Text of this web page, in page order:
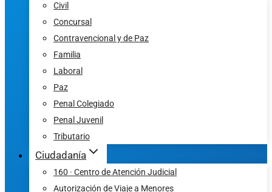
Civil
Concursal
Contravencional y de Paz
Familia
Laboral
Paz
Penal Colegiado
Penal Juvenil
Tributario
Ciudadanía
160 · Centro de Atención Judicial
Autorización de Viaje a Menores